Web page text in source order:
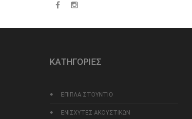
ΚΑΤΗΓΟΡΙΕΣ
ΕΠΙΠΛΑ ΣΤΟΥΝΤΙΟ
ΕΝΙΣΧΥΤΕΣ ΑΚΟΥΣΤΙΚΩΝ